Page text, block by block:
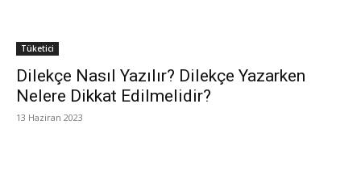
Tüketici
Dilekçe Nasıl Yazılır? Dilekçe Yazarken
Nelere Dikkat Edilmelidir?
13 Haziran 2023